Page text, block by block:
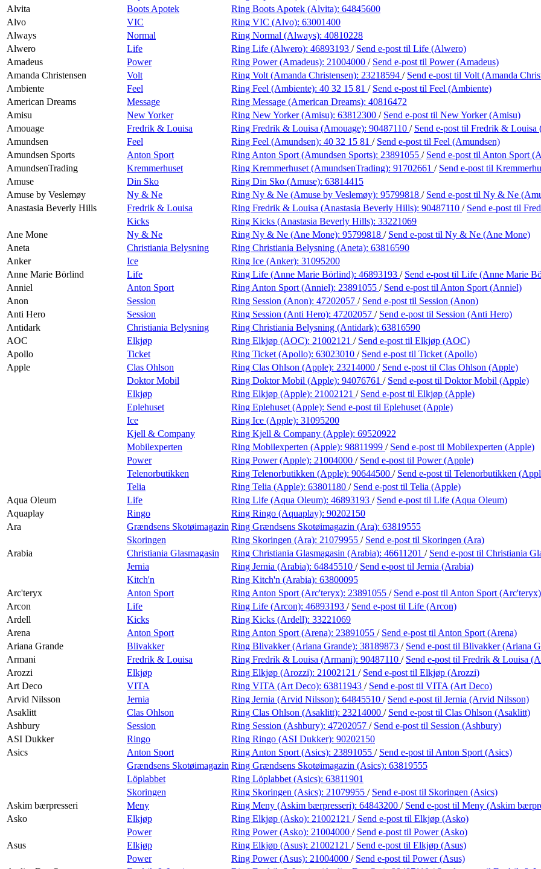
Alvita
Boots Apotek Ring Boots Apotek (Alvita): 64845600
Alvo
VIC Ring VIC (Alvo): 63001400
Always
Normal Ring Normal (Always): 40810228
Alwero
Life Ring Life (Alwero): 46893193 / Send e-post til Life (Alwero)
Amadeus
Power Ring Power (Amadeus): 21004000 / Send e-post til Power (Amadeus)
Amanda Christensen
Volt Ring Volt (Amanda Christensen): 23218594 / Send e-post til Volt (Amanda
Ambiente
Feel Ring Feel (Ambiente): 40 32 15 81 / Send e-post til Feel (Ambiente)
American Dreams
Message Ring Message (American Dreams): 40816472
Amisu
New Yorker Ring New Yorker (Amisu): 63812300 / Send e-post til New Yorker (Amisu)
Amouage
Fredrik & Louisa Ring Fredrik & Louisa (Amouage): 90487110 / Send e-post til Fredrik & Louisa
Amundsen
Feel Ring Feel (Amundsen): 40 32 15 81 / Send e-post til Feel (Amundsen)
Amundsen Sports
Anton Sport Ring Anton Sport (Amundsen Sports): 23891055 / Send e-post til Anton Sport
AmundsenTrading
Kremmerhuset Ring Kremmerhuset (AmundsenTrading): 91702661 / Send e-post til
Amuse
Din Sko Ring Din Sko (Amuse): 63814415
Amuse by Veslemøy
Ny & Ne Ring Ny & Ne (Amuse by Veslemøy): 95799818 / Send e-post til Ny & Ne
Anastasia Beverly Hills
Fredrik & Louisa Ring Fredrik & Louisa (Anastasia Beverly Hills): 90487110 / Send e-post til
Kicks
Ring Kicks (Anastasia Beverly Hills): 33221069
Ane Mone
Ny & Ne Ring Ny & Ne (Ane Mone): 95799818 / Send e-post til Ny & Ne (Ane Mone)
Aneta
Christiania Belysning Ring Christiania Belysning (Aneta): 63816590
Anker
Ice Ring Ice (Anker): 31095200
Anne Marie Börlind
Life Ring Life (Anne Marie Börlind): 46893193 / Send e-post til Life (Anne Marie
Anniel
Anton Sport Ring Anton Sport (Anniel): 23891055 / Send e-post til Anton Sport (Anniel)
Anon
Session Ring Session (Anon): 47202057 / Send e-post til Session (Anon)
Anti Hero
Session Ring Session (Anti Hero): 47202057 / Send e-post til Session (Anti Hero)
Antidark
Christiania Belysning Ring Christiania Belysning (Antidark): 63816590
AOC
Elkjøp Ring Elkjøp (AOC): 21002121 / Send e-post til Elkjøp (AOC)
Apollo
Ticket Ring Ticket (Apollo): 63023010 / Send e-post til Ticket (Apollo)
Apple
Clas Ohlson Ring Clas Ohlson (Apple): 23214000 / Send e-post til Clas Ohlson (Apple)
Doktor Mobil
Ring Doktor Mobil (Apple): 94076761 / Send e-post til Doktor Mobil (Apple)
Elkjøp
Ring Elkjøp (Apple): 21002121 / Send e-post til Elkjøp (Apple)
Eplehuset
Ring Eplehuset (Apple): Send e-post til Eplehuset (Apple)
Ice
Ring Ice (Apple): 31095200
Kjell & Company
Ring Kjell & Company (Apple): 69520922
Mobilexperten
Ring Mobilexperten (Apple): 98811999 / Send e-post til Mobilexperten (Apple)
Power
Ring Power (Apple): 21004000 / Send e-post til Power (Apple)
Telenorbutikken
Ring Telenorbutikken (Apple): 90644500 / Send e-post til Telenorbutikken
Telia
Ring Telia (Apple): 63801180 / Send e-post til Telia (Apple)
Aqua Oleum
Life Ring Life (Aqua Oleum): 46893193 / Send e-post til Life (Aqua Oleum)
Aquaplay
Ringo Ring Ringo (Aquaplay): 90202150
Ara
Grændsens Skotøimagazin Ring Grændsens Skotøimagazin (Ara): 63819555
Skoringen
Ring Skoringen (Ara): 21079955 / Send e-post til Skoringen (Ara)
Arabia
Christiania Glasmagasin Ring Christiania Glasmagasin (Arabia): 46611201 / Send e-post til Christiania
Jernia
Ring Jernia (Arabia): 64845510 / Send e-post til Jernia (Arabia)
Kitch'n
Ring Kitch'n (Arabia): 63800095
Arc'teryx
Anton Sport Ring Anton Sport (Arc'teryx): 23891055 / Send e-post til Anton Sport (Arc'teryx)
Arcon
Life Ring Life (Arcon): 46893193 / Send e-post til Life (Arcon)
Ardell
Kicks Ring Kicks (Ardell): 33221069
Arena
Anton Sport Ring Anton Sport (Arena): 23891055 / Send e-post til Anton Sport (Arena)
Ariana Grande
Blivakker Ring Blivakker (Ariana Grande): 38189873 / Send e-post til Blivakker (Ariana
Armani
Fredrik & Louisa Ring Fredrik & Louisa (Armani): 90487110 / Send e-post til Fredrik & Louisa
Arozzi
Elkjøp Ring Elkjøp (Arozzi): 21002121 / Send e-post til Elkjøp (Arozzi)
Art Deco
VITA Ring VITA (Art Deco): 63811943 / Send e-post til VITA (Art Deco)
Arvid Nilsson
Jernia Ring Jernia (Arvid Nilsson): 64845510 / Send e-post til Jernia (Arvid Nilsson)
Asaklitt
Clas Ohlson Ring Clas Ohlson (Asaklitt): 23214000 / Send e-post til Clas Ohlson (Asaklitt)
Ashbury
Session Ring Session (Ashbury): 47202057 / Send e-post til Session (Ashbury)
ASI Dukker
Ringo Ring Ringo (ASI Dukker): 90202150
Asics
Anton Sport Ring Anton Sport (Asics): 23891055 / Send e-post til Anton Sport (Asics)
Grændsens Skotøimagazin Ring Grændsens Skotøimagazin (Asics): 63819555
Löplabbet
Ring Löplabbet (Asics): 63811901
Skoringen
Ring Skoringen (Asics): 21079955 / Send e-post til Skoringen (Asics)
Askim bærpresseri
Meny Ring Meny (Askim bærpresseri): 64843200 / Send e-post til Meny (Askim
Asko
Elkjøp Ring Elkjøp (Asko): 21002121 / Send e-post til Elkjøp (Asko)
Power
Ring Power (Asko): 21004000 / Send e-post til Power (Asko)
Asus
Elkjøp Ring Elkjøp (Asus): 21002121 / Send e-post til Elkjøp (Asus)
Power
Ring Power (Asus): 21004000 / Send e-post til Power (Asus)